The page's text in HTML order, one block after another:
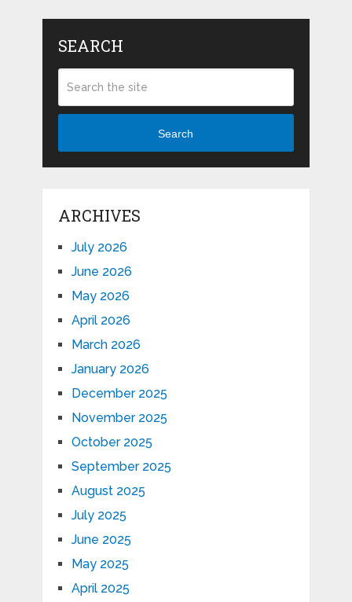
SEARCH
Search
ARCHIVES
July 2026
June 2026
May 2026
April 2026
March 2026
January 2026
December 2025
November 2025
October 2025
September 2025
August 2025
July 2025
June 2025
May 2025
April 2025